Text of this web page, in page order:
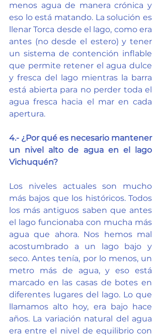
menos agua de manera crónica y
eso lo está matando. La solución es
llenar Torca desde el lago, como era
antes (no desde el estero) y tener
un sistema de contención inflable
que permite retener el agua dulce
y fresca del lago mientras la barra
está abierta para no perder toda el
agua fresca hacia el mar en cada
apertura.
4.- ¿Por qué es necesario mantener
un nivel alto de agua en el lago
Vichuquén?
Los niveles actuales son mucho
más bajos que los históricos. Todos
los más antiguos saben que antes
el lago funcionaba con mucha más
agua que ahora. Nos hemos mal
acostumbrado a un lago bajo y
seco. Antes tenía, por lo menos, un
metro más de agua, y eso está
marcado en las casas de botes en
diferentes lugares del lago. Lo que
llamamos alto hoy, era bajo hace
años. La variación natural del agua
era entre el nivel de equilibrio con